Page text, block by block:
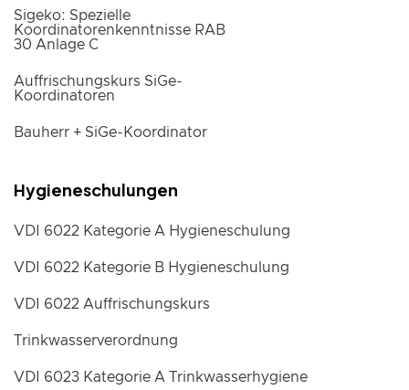
Sigeko: Spezielle
Koordinatorenkenntnisse RAB
30 Anlage C
Auffrischungskurs SiGe-
Koordinatoren
Bauherr + SiGe-Koordinator
Hygieneschulungen
VDI 6022 Kategorie A Hygieneschulung
VDI 6022 Kategorie B Hygieneschulung
VDI 6022 Auffrischungskurs
Trinkwasserverordnung
VDI 6023 Kategorie A Trinkwasserhygiene